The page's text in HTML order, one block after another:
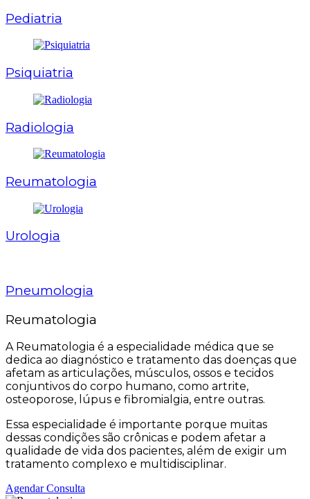
Pediatria
Psiquiatria
Radiologia
Reumatologia
Urologia
Pneumologia
Reumatologia
A Reumatologia é a especialidade médica que se
dedica ao diagnóstico e tratamento das doenças que
afetam as articulações, músculos, ossos e tecidos
conjuntivos do corpo humano, como artrite,
osteoporose, lúpus e fibromialgia, entre outras.
Essa especialidade é importante porque muitas
dessas condições são crônicas e podem afetar a
qualidade de vida dos pacientes, além de exigir um
tratamento complexo e multidisciplinar.
Agendar Consulta